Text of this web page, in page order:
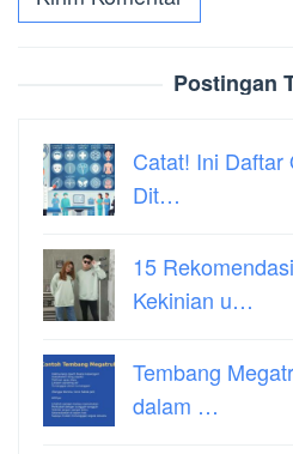
Postingan
Catat! Ini Daftar
Dit…
15
Kekinian u…
Tembang
dalam …